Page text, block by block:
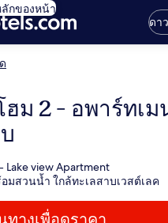
กของหน้า
ดา
ม 2 - อพาร์ทเม
Lake view Apartment
มสวนน้ำ ใกล้ทะเลสาบเวสต์เลค